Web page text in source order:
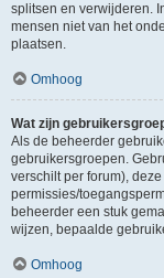
splitsen en verwijderen.
mensen niet van het
plaatsen.
Omhoog
Wat zijn
Als de beheerder
gebruikersgroepen.
verschilt per forum),
permissies/
beheerder een stuk
wijzen, bepaalde
Omhoog